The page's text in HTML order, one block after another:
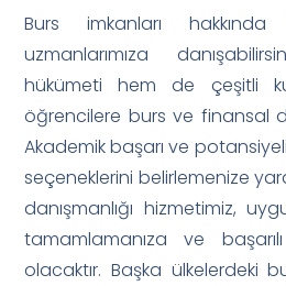
Burs imkanları
uzmanlarımıza
hükümeti hem de çeşitli
öğrencilere burs ve finansal
Akademik başarı ve
seçeneklerini belirlemenize
danışmanlığı hizmetimiz,
tamamlamanıza ve
olacaktır. Başka ülkelerdeki